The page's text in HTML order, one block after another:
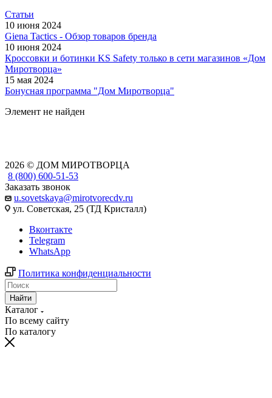
Статьи
10 июня 2024
Giena Tactics - Обзор товаров бренда
10 июня 2024
Кроссовки и ботинки KS Safety только в сети магазинов «Дом
Миротворца»
15 мая 2024
Бонусная программа "Дом Миротворца"
Элемент не найден
2026 © ДОМ МИРОТВОРЦА
8 (800) 600-51-53
Заказать звонок
u.sovetskaya@mirotvorecdv.ru
ул. Советская, 25 (ТД Кристалл)
Вконтакте
Telegram
WhatsApp
Политика конфиденциальности
Найти
Каталог
По всему сайту
По каталогу